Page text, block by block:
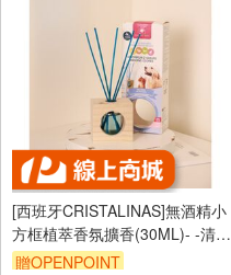
[西班牙CRISTALINAS]無酒精小
方框植萃香氛擴香(30ML)- -清新
空氣【去味加強版】
贈OPENPOINT